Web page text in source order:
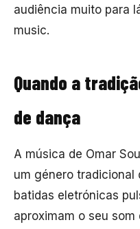
audiência muito para
music.
Quando a
de dança
A música de Omar
um género tradicional
batidas eletrónicas
aproximam o seu